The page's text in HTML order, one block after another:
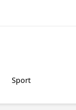
Sport